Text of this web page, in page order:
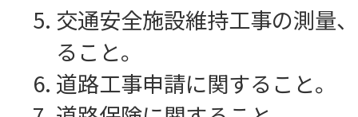
交通安全施設維持工事の測量
ること。
道路工事申請に関すること。